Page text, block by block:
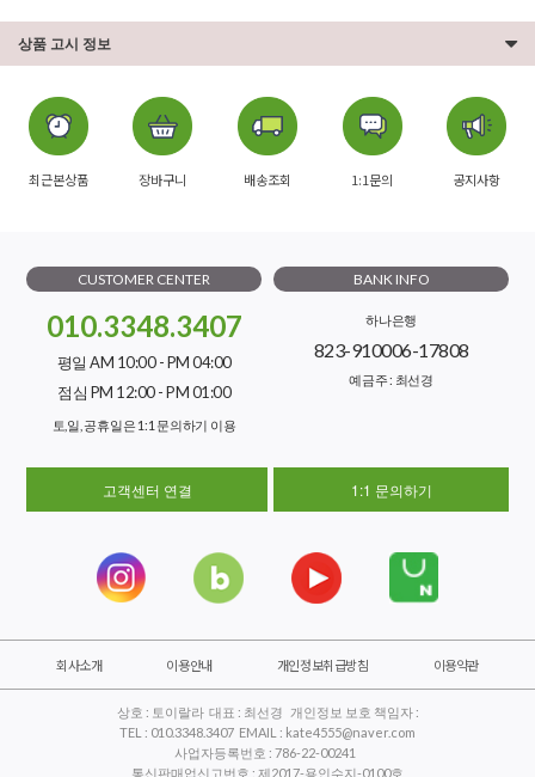
상품 고시 정보
최근본상품 장바구니 배송조회 1:1문의 공지사항
CUSTOMER CENTER
010.3348.3407
평일 AM 10:00 - PM 04:00
점심 PM 12:00 - PM 01:00
토,일, 공휴일은 1:1 문의하기 이용
BANK INFO
하나은행
823-910006-17808
예금주 : 최선경
고객센터 연결 1:1 문의하기
회사소개 이용안내 개인정보취급방침 이용약관
상호 : 토이랄라 대표 : 최선경 개인정보 보호 책임자 :
TEL : 010.3348.3407 EMAIL : kate4555@naver.com
사업자등록번호 : 786-22-00241
통신판매업신고번호 : 제2017-용인수지-0100호